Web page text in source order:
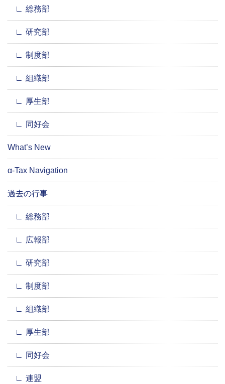
総務部
研究部
制度部
組織部
厚生部
同好会
What’s New
α-Tax Navigation
過去の行事
総務部
広報部
研究部
制度部
組織部
厚生部
同好会
連盟